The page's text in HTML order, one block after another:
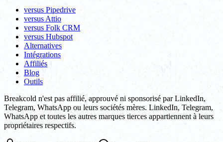
versus Pipedrive
versus Attio
versus Folk CRM
versus Hubspot
Alternatives
Intégrations
Affiliés
Blog
Outils
Breakcold n'est pas affilié, approuvé ni sponsorisé par LinkedIn,
Telegram, WhatsApp ou leurs sociétés mères. LinkedIn, Telegram,
WhatsApp et toutes les autres marques tierces appartiennent à leurs
propriétaires respectifs.